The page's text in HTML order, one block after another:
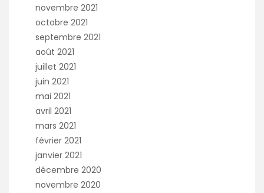
novembre 2021
octobre 2021
septembre 2021
août 2021
juillet 2021
juin 2021
mai 2021
avril 2021
mars 2021
février 2021
janvier 2021
décembre 2020
novembre 2020